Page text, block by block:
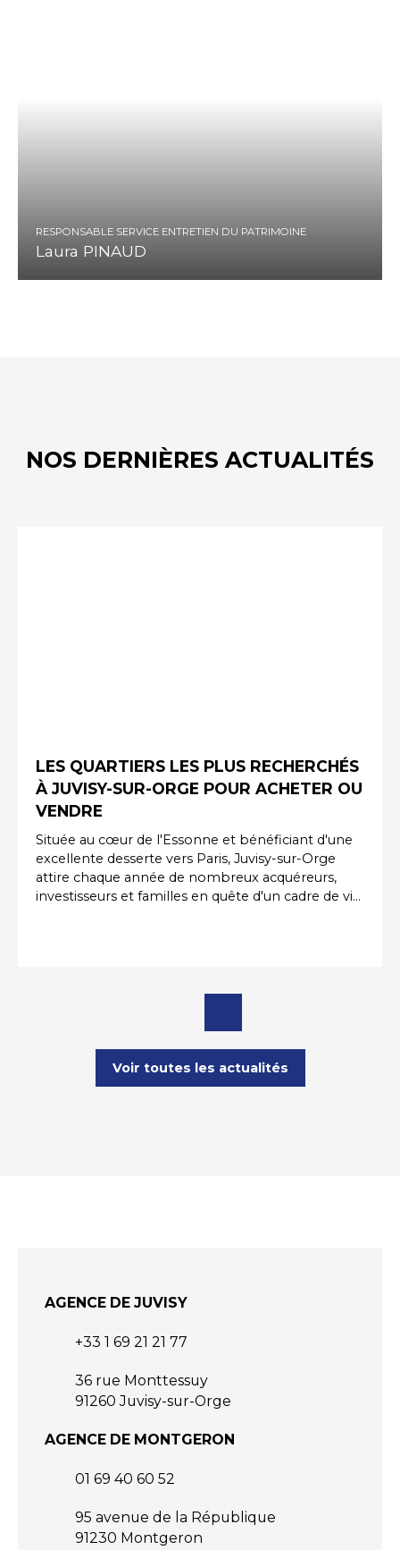
RESPONSABLE SERVICE ENTRETIEN DU PATRIMOINE
Laura PINAUD
NOS DERNIÈRES ACTUALITÉS
LES QUARTIERS LES PLUS RECHERCHÉS
À JUVISY-SUR-ORGE POUR ACHETER OU
VENDRE
Située au cœur de l'Essonne et bénéficiant d'une
excellente desserte vers Paris, Juvisy-sur-Orge
attire chaque année de nombreux acquéreurs,
investisseurs et familles en quête d'un cadre de vie
immobilier, il est essentiel de connaître les
souhaitiez acheter, vendre ou investir, certains
quartiers bénéficient d'une attractivité
particulièrement forte sur le marché immobilier à
Juvisy-sur-Orge.
Voir toutes les actualités
AGENCE DE JUVISY
+33 1 69 21 21 77
36 rue Monttessuy
91260 Juvisy-sur-Orge
AGENCE DE MONTGERON
01 69 40 60 52
95 avenue de la République
91230 Montgeron